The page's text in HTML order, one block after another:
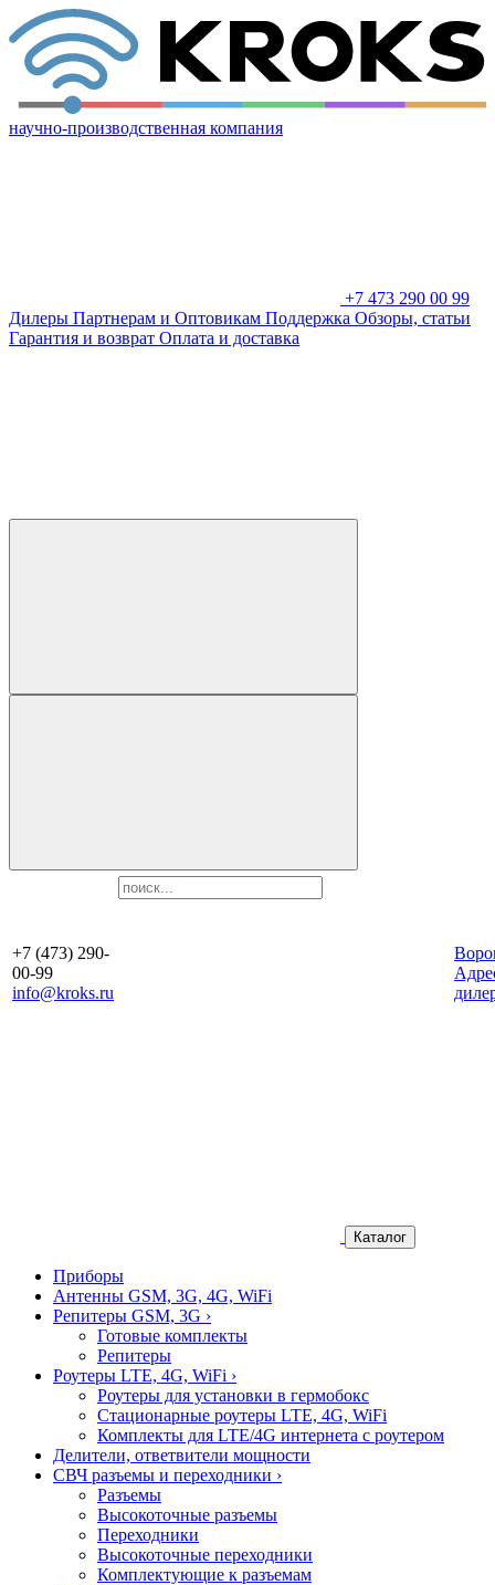
научно-производственная компания
+7 473 290 00 99
Дилеры Партнерам и Оптовикам Поддержка Обзоры, статьи
Гарантия и возврат Оплата и доставка
+7 (473) 290-
00-99
info@kroks.ru
Каталог
Приборы
Антенны GSM, 3G, 4G, WiFi
Репитеры GSM, 3G ›
Готовые комплекты
Репитеры
Роутеры LTE, 4G, WiFi ›
Роутеры для установки в гермобокс
Стационарные роутеры LTE, 4G, WiFi
Комплекты для LTE/4G интернета с роутером
Делители, ответвители мощности
СВЧ разъемы и переходники ›
Разъемы
Высокоточные разъемы
Переходники
Высокоточные переходники
Комплектующие к разъемам